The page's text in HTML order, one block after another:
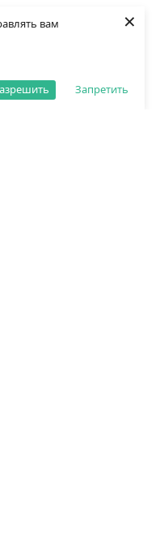
вам
Запретить
×